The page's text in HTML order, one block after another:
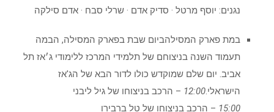
נגנים: יוסף מרטל · סדיק אדם · שרלי סבח · אדם סילקה
במת פארק המסילהביום שבת בפארק המסילה, הבמה
תעמוד השנה בניצוחם של תלמידי המרכז ללימודי ג׳אז תל
אביב. יום שלם שמוקדש כולו לדור הבא של הג'אז
הישראלי.12:00 – הרכב בניצוחו של גיל ליבני
15:00 – הרכב בניצוחו של טל ברבירו